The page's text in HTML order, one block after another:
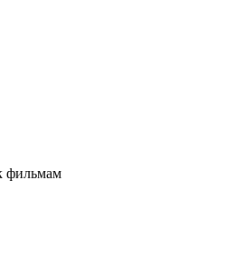
фильмам